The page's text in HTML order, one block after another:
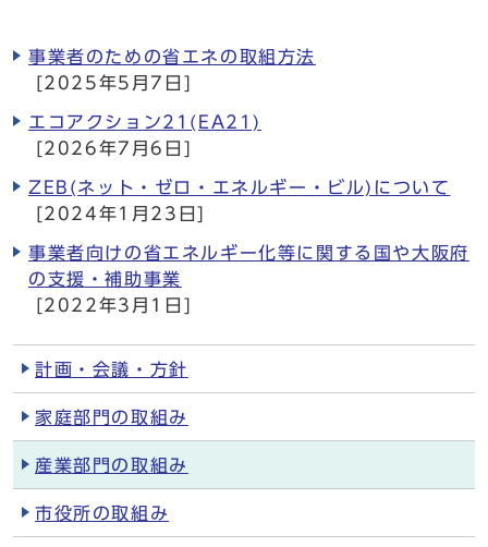
事業者のための省エネの取組方法
[2025年5月7日]
エコアクション21(EA21)
[2026年7月6日]
ZEB(ネット・ゼロ・エネルギー・ビル)について
[2024年1月23日]
事業者向けの省エネルギー化等に関する国や大阪府
の支援・補助事業
[2022年3月1日]
計画・会議・方針
家庭部門の取組み
産業部門の取組み
市役所の取組み